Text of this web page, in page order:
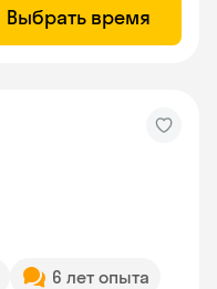
Выбрать время
6 лет опыта